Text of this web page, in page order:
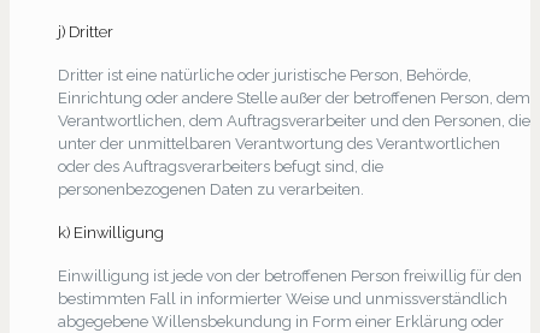
j) Dritter
Dritter ist eine natürliche oder juristische Person, Behörde,
Einrichtung oder andere Stelle außer der betroffenen Person, dem
Verantwortlichen, dem Auftragsverarbeiter und den Personen, die
unter der unmittelbaren Verantwortung des Verantwortlichen
oder des Auftragsverarbeiters befugt sind, die
personenbezogenen Daten zu verarbeiten.
k) Einwilligung
Einwilligung ist jede von der betroffenen Person freiwillig für den
bestimmten Fall in informierter Weise und unmissverständlich
abgegebene Willensbekundung in Form einer Erklärung oder